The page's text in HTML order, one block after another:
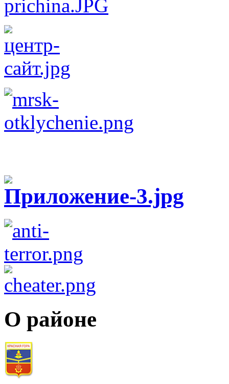
О районе